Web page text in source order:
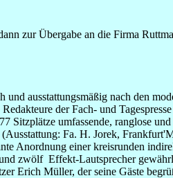
zur Übergabe an die Firma
ausstattungsmäßig nach den
der Fach- und
umfassende, ranglose
Fa. H. Jorek,
Anordnung einer kreisrunden
zwölf Effekt-Lautsprecher
Erich Müller, der seine Gäste